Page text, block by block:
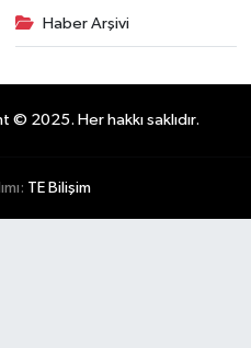
Haber Arşivi
© 2025. Her hakkı saklıdır.
TE Bilişim